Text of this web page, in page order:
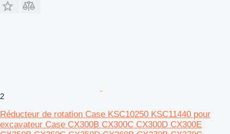
2
Réducteur de rotation Case KSC10250 KSC11440 pour
excavateur Case CX300B CX300C CX300D CX300E